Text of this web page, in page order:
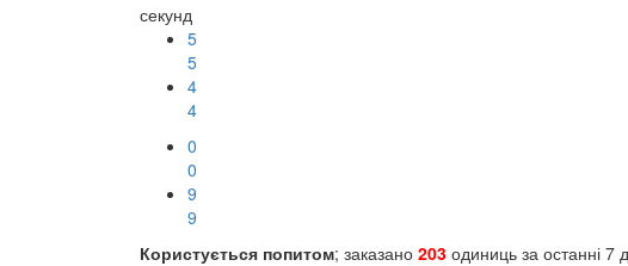
секунд
5
5
4
4
9
9
8
8
Користується попитом; заказано 203 одиниць за останні 7